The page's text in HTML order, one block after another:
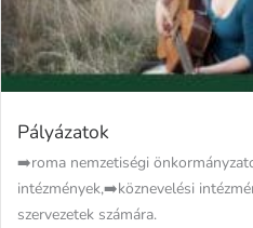
Pályázatok
➡️roma nemzetiségi
intézmények,➡️köznevelési
szervezetek számára.